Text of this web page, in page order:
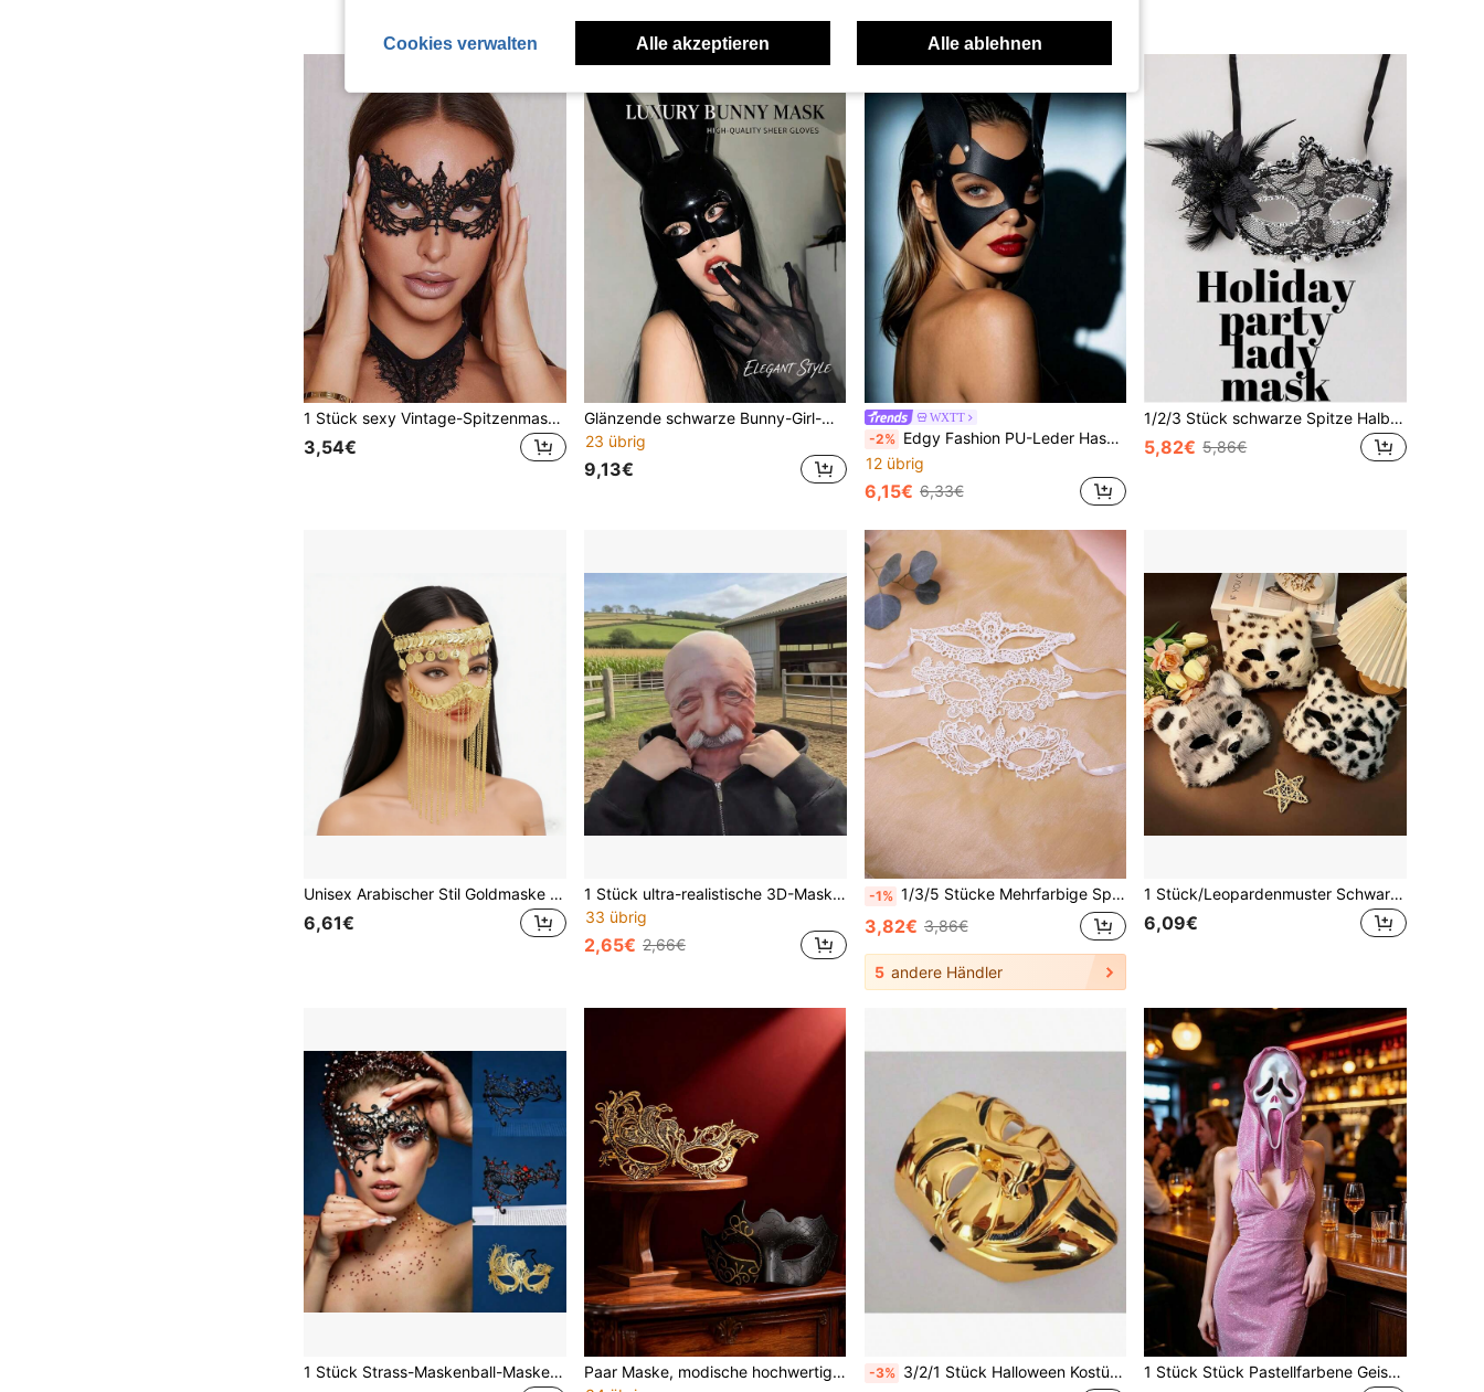
3andere Händler
1 Stück sexy Vintage-Spitzenmaske für Damen, halbgesichtig mit floralem Muster, ideal für Partys, Maskenbälle und Hochzeiten. Die Maske ist ohne Lichtschutzfaktor und aus leichtem Stoff gefertigt. Perfekt als Geschenk zum Valentinstag, für Hochzeiten oder als Geschenk für die Freundin, Cut-Out
3,54€
Glänzende schwarze Bunny-Girl-Maske, Halbgesichts-Maske mit langen Hasenohren, sexy Maskenball-Kopfschmuck für Frauen, perfekt für Halloween, Cosplay, Nachtclub, Abschlussball, Karneval und Partydekoration
23 übrig
9,13€
WXTT
-2% Edgy Fashion PU-Leder Hasenohren Halbgesichtsmaske, Halloween Party Cosplay Requisite, Verkleidungszubehör, ideal für Maskenball
12 übrig
6,15€ 6,33€
1/2/3 Stück schwarze Spitze Halbgesichts Feder Maskenball Maske - Frauen Halloween Party & Festival Kostüm Accessoire, geeignet für Weihnachts- & Karnevalsfeiern, Königin Stil Augenmaske, passend für formelle Anlässe & Cosplay
5,82€ 5,86€
Unisex Arabischer Stil Goldmaske mit Quastengesichtskette, geeignet für Bühnenauftritte, Fotografie, Partys
6,61€
1 Stück ultra-realistische 3D-Maske eines alten Mannes - Halloween-Scherzartikel, Party-Rollenspiel-Maske, Feiertags-Atmosphären-Dekoration, kreatives Gag-Spielzeug. Hergestellt aus elastischem, atmungsaktivem Stoff, geeignet für Kostümpartys, Themenpartys und Kurzvideo-Drehungen; unverzichtbar für Scherz-Liebhaber, bringt endlose Freude und Überraschungen.
33 übrig
2,65€ 2,66€
-1% 1/3/5 Stücke Mehrfarbige Spitzen-Masken für Frauen, verstellbarer Riemen Venezianische Halbgesichtsmaske, Cosplay-Requisite für Halloween, Karneval, Weihnachten, Valentinstagsparty
3,82€ 3,86€
5 andere Händler
1 Stück/Leopardenmuster Schwarz Weiß Grau Flecken Katzen Gesichtsmaske, Katzenohren Design Halbgengesicht Design Mehrfarbig optional Party Kostüm, simulierte Plüsch Tier Katzen Gesichtsmaske, Make-up Ball Party Halbgengesicht Maske Performance Tierform Augenmaske.
6,09€
1 Stück Strass-Maskenball-Maske, Cut Out Metall-Venezianische Halbgesichtsmaske für Frauen, Schwarz/Gold/Rot/Blau Optionen
Paar Maske, modische hochwertige Gold & Rot Venezianische Maske, Weihnachts- und Halloween-Party-Maske, Valentinstag-Maske, Partydekoration
-3% 3/2/1 Stück Halloween Kostüm Requisiten Hochwertige vergoldete/versilberte Maske Filmthema Party Maske Halloween Zubehör 1 Stück Stück Pastellfarbene Geistermaske, unverzichtbare Rollenspielmaske für Bühnenaufführungen, Halloween, Karneval, Partyzubehör oder Szenenrequisite, perfektes Geschenk für Freunde zu Festen
Cookies verwalten Alle akzeptieren Alle ablehnen